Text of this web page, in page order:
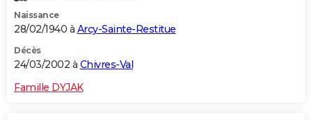
Naissance
28/02/1940 à Arcy-Sainte-Restitue
Décès
24/03/2002 à Chivres-Val
Famille DYJAK